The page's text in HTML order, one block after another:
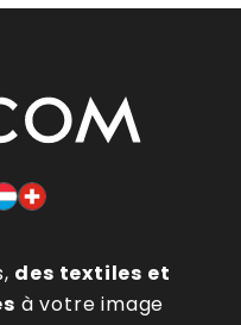
des textiles et
à votre image